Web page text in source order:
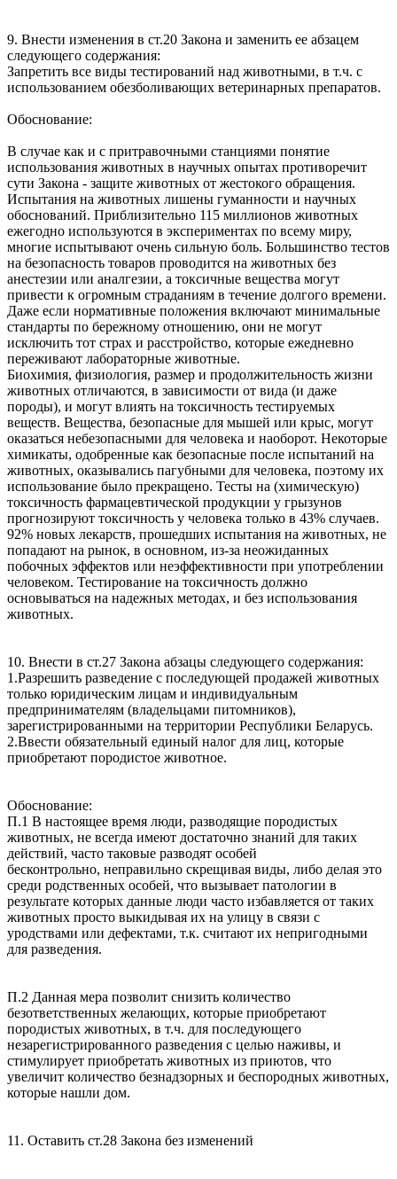
9. Внести изменения в ст.20 Закона и заменить ее абзацем
следующего содержания:
Запретить все виды тестирований над животными, в т.ч. с
использованием обезболивающих ветеринарных препаратов.
Обоснование:
В случае как и с притравочными станциями понятие
использования животных в научных опытах противоречит
сути Закона - защите животных от жестокого обращения.
Испытания на животных лишены гуманности и научных
обоснований. Приблизительно 115 миллионов животных
ежегодно используются в экспериментах по всему миру,
многие испытывают очень сильную боль. Большинство тестов
на безопасность товаров проводится на животных без
анестезии или аналгезии, а токсичные вещества могут
привести к огромным страданиям в течение долгого времени.
Даже если нормативные положения включают минимальные
стандарты по бережному отношению, они не могут
исключить тот страх и расстройство, которые ежедневно
переживают лабораторные животные.
Биохимия, физиология, размер и продолжительность жизни
животных отличаются, в зависимости от вида (и даже
породы), и могут влиять на токсичность тестируемых
веществ. Вещества, безопасные для мышей или крыс, могут
оказаться небезопасными для человека и наоборот. Некоторые
химикаты, одобренные как безопасные после испытаний на
животных, оказывались пагубными для человека, поэтому их
использование было прекращено. Тесты на (химическую)
токсичность фармацевтической продукции у грызунов
прогнозируют токсичность у человека только в 43% случаев.
92% новых лекарств, прошедших испытания на животных, не
попадают на рынок, в основном, из-за неожиданных
побочных эффектов или неэффективности при употреблении
человеком. Тестирование на токсичность должно
основываться на надежных методах, и без использования
животных.
10. Внести в ст.27 Закона абзацы следующего содержания:
1.Разрешить разведение с последующей продажей животных
только юридическим лицам и индивидуальным
предпринимателям (владельцами питомников),
зарегистрированными на территории Республики Беларусь.
2.Ввести обязательный единый налог для лиц, которые
приобретают породистое животное.
Обоснование:
П.1 В настоящее время люди, разводящие породистых
животных, не всегда имеют достаточно знаний для таких
действий, часто таковые разводят особей
бесконтрольно, неправильно скрещивая виды, либо делая это
среди родственных особей, что вызывает патологии в
результате которых данные люди часто избавляется от таких
животных просто выкидывая их на улицу в связи с
уродствами или дефектами, т.к. считают их непригодными
для разведения.
П.2 Данная мера позволит снизить количество
безответственных желающих, которые приобретают
породистых животных, в т.ч. для последующего
незарегистрированного разведения с целью наживы, и
стимулирует приобретать животных из приютов, что
увеличит количество безнадзорных и беспородных животных,
которые нашли дом.
11. Оставить ст.28 Закона без изменений